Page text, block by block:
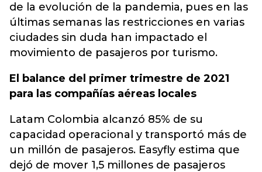
de la evolución de la pandemia, pues en las
últimas semanas las restricciones en varias
ciudades sin duda han impactado el
movimiento de pasajeros por turismo.
El balance del primer trimestre de 2021
para las compañías aéreas locales
Latam Colombia alcanzó 85% de su
capacidad operacional y transportó más de
un millón de pasajeros. Easyfly estima que
dejó de mover 1,5 millones de pasajeros